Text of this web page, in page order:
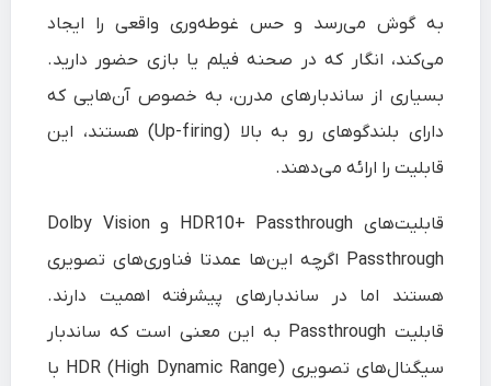
به گوش می‌رسد و حس غوطه‌وری واقعی را ایجاد
می‌کند، انگار که در صحنه فیلم یا بازی حضور دارید.
بسیاری از ساندبارهای مدرن، به خصوص آن‌هایی که
دارای بلندگوهای رو به بالا (Up-firing) هستند، این
قابلیت را ارائه می‌دهند.
قابلیت‌های HDR10+ Passthrough و Dolby Vision
Passthrough اگرچه این‌ها عمدتا فناوری‌های تصویری
هستند اما در ساندبارهای پیشرفته اهمیت دارند.
قابلیت Passthrough به این معنی است که ساندبار
سیگنال‌های تصویری HDR (High Dynamic Range) با